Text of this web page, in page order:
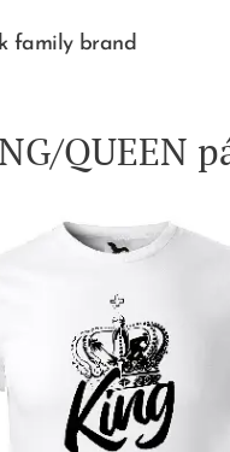
family brand
QUEEN